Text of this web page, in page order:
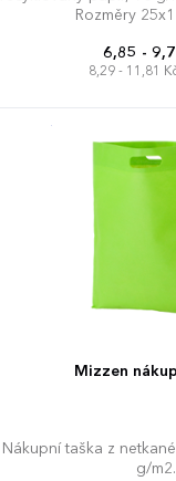
Rozměry
6,85 -
8,29 - 11,81
Mizzen
Nákupní taška z
g/m2.